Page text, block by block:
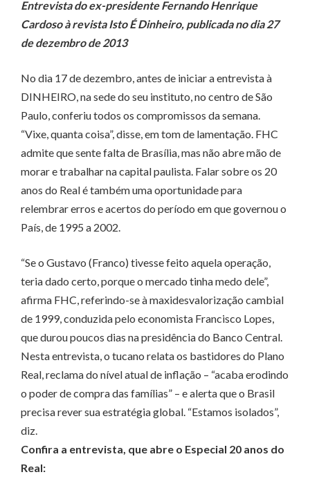
Entrevista do ex-presidente Fernando Henrique
Cardoso à revista Isto É Dinheiro, publicada no dia 27
de dezembro de 2013
No dia 17 de dezembro, antes de iniciar a entrevista à
DINHEIRO, na sede do seu instituto, no centro de São
Paulo, conferiu todos os compromissos da semana.
“Vixe, quanta coisa”, disse, em tom de lamentação. FHC
admite que sente falta de Brasília, mas não abre mão de
morar e trabalhar na capital paulista. Falar sobre os 20
anos do Real é também uma oportunidade para
relembrar erros e acertos do período em que governou o
País, de 1995 a 2002.
“Se o Gustavo (Franco) tivesse feito aquela operação,
teria dado certo, porque o mercado tinha medo dele”,
afirma FHC, referindo-se à maxidesvalorização cambial
de 1999, conduzida pelo economista Francisco Lopes,
que durou poucos dias na presidência do Banco Central.
Nesta entrevista, o tucano relata os bastidores do Plano
Real, reclama do nível atual de inflação – “acaba erodindo
o poder de compra das famílias” – e alerta que o Brasil
precisa rever sua estratégia global. “Estamos isolados”,
diz.
Confira a entrevista, que abre o Especial 20 anos do
Real: